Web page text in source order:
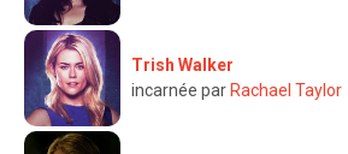
Trish Walker
incarnée par Rachael Taylor